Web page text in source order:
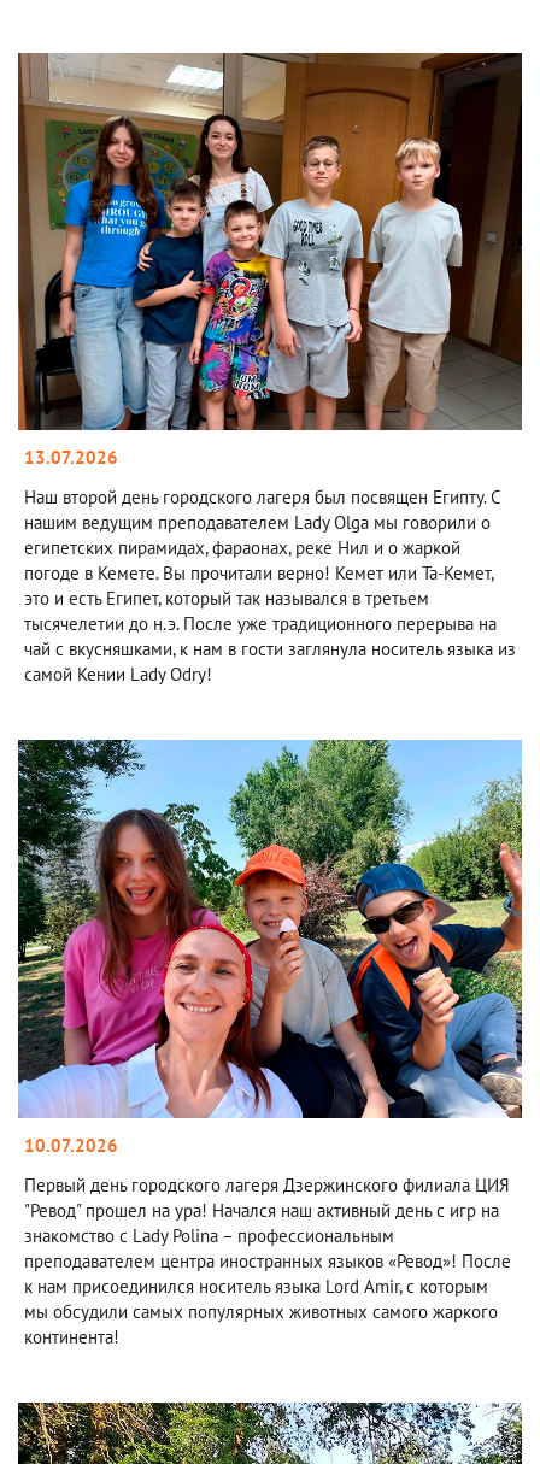
13.07.2026
Наш второй день городского лагеря был посвящен Египту. С
нашим ведущим преподавателем Lady Olga мы говорили о
египетских пирамидах, фараонах, реке Нил и о жаркой
погоде в Кемете. Вы прочитали верно! Кемет или Та-Кемет,
это и есть Египет, который так назывался в третьем
тысячелетии до н.э. После уже традиционного перерыва на
чай с вкусняшками, к нам в гости заглянула носитель языка из
самой Кении Lady Odry!
10.07.2026
Первый день городского лагеря Дзержинского филиала ЦИЯ
"Ревод" прошел на ура! Начался наш активный день с игр на
знакомство с Lady Polina – профессиональным
преподавателем центра иностранных языков «Ревод»! После
к нам присоединился носитель языка Lord Amir, с которым
мы обсудили самых популярных животных самого жаркого
континента!